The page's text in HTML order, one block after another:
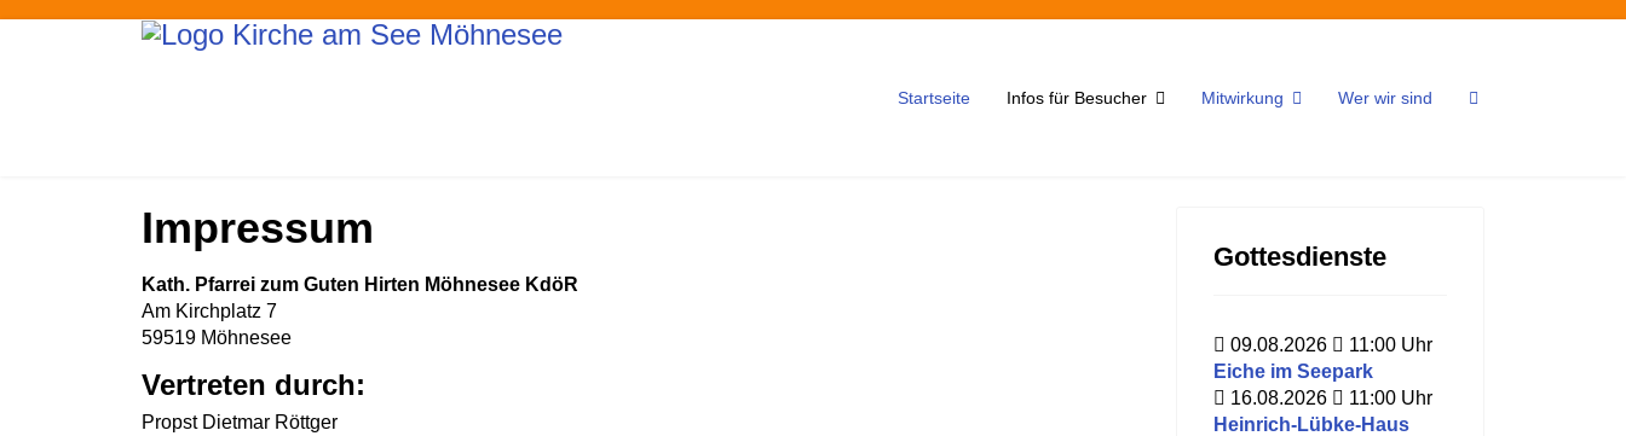
Startseite Infos für Besucher Mitwirkung Wer wir sind
Impressum
Kath. Pfarrei zum Guten Hirten Möhnesee KdöR
Am Kirchplatz 7
59519 Möhnesee
Vertreten durch:
Propst Dietmar Röttger
Gottesdienste
09.08.2026 11:00 Uhr
Eiche im Seepark
16.08.2026
11:00 Uhr
Heinrich-Lübke-Haus